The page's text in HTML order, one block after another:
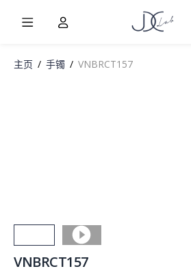
主页 / 手镯 / VNBRCT157
VNBRCT157
Burger Menu
User